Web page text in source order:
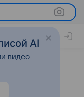
AI
видео —